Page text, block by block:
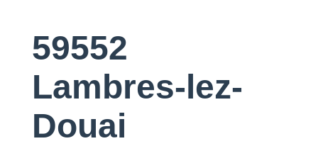
59552
Lambres-lez-
Douai